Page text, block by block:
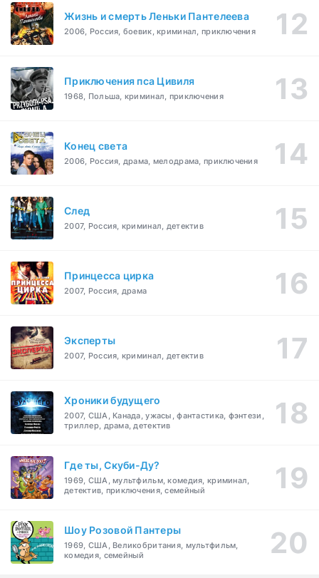
Жизнь и смерть Леньки Пантелеева
2006, Россия, боевик, криминал, приключения
Приключения пса Цивиля
1968, Польша, криминал, приключения
Конец света
2006, Россия, драма, мелодрама, приключения
След
2007, Россия, криминал, детектив
Принцесса цирка
2007, Россия, драма
Эксперты
2007, Россия, криминал, детектив
Хроники будущего
2007, США, Канада, ужасы, фантастика, фэнтези,
триллер, драма, детектив
Где ты, Скуби-Ду?
1969, США, мультфильм, комедия, криминал,
детектив, приключения, семейный
Шоу Розовой Пантеры
1969, США, Великобритания, мультфильм,
комедия, семейный